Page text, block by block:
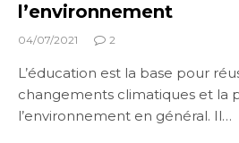
l’environnement
04/07/2021 2
L’éducation est la base pour
changements climatiques et la
l’environnement en général. Il…